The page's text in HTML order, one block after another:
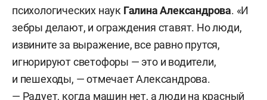
психологических наук Галина Александрова. «И
зебры делают, и ограждения ставят. Но люди,
извините за выражение, все равно прутся,
игнорируют светофоры — это и водители,
и пешеходы, — отмечает Александрова.
— Радует, когда машин нет, а люди на красный